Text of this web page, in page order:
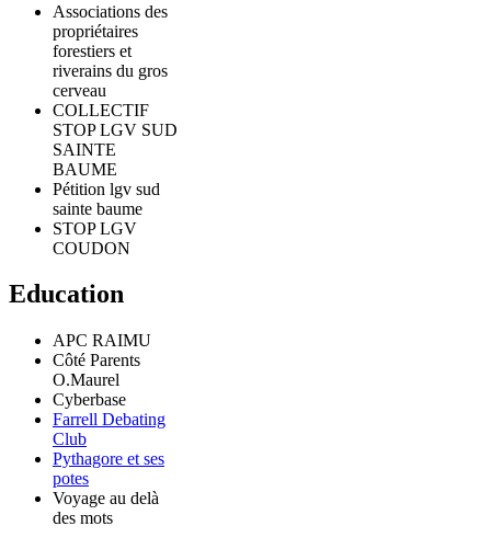
Associations des
propriétaires
forestiers et
riverains du gros
cerveau
COLLECTIF
STOP LGV SUD
SAINTE
BAUME
Pétition lgv sud
sainte baume
STOP LGV
COUDON
Education
APC RAIMU
Côté Parents
O.Maurel
Cyberbase
Farrell Debating
Club
Pythagore et ses
potes
Voyage au delà
des mots